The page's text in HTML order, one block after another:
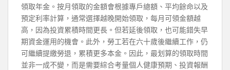
領取年金。按月領取的金額會根據專戶總額、平均餘命以及
預定利率計算，通常選擇越晚開始領取，每月可領金額越
高，因為投資累積時間更長。但若延後領取，也可能錯失早
期資金運用的機會。此外，勞工若在六十歲後繼續工作，仍
可繼續提繳勞退，累積更多本金。因此，最划算的領取時間
並非一成不變，而是需要綜合考量個人健康預期、投資報酬